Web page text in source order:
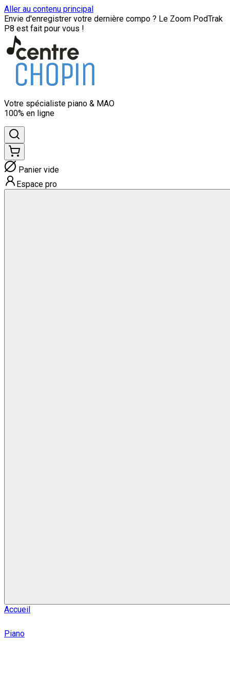
Aller au contenu principal
Envie d'enregistrer votre dernière compo ? Le Zoom PodTrak
P8 est fait pour vous !
Votre spécialiste piano & MAO
100% en ligne
Panier vide
Espace pro
Accueil
Piano